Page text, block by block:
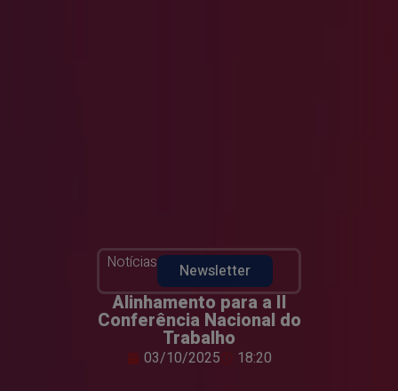
Notícias Newsletter
Alinhamento para a II
Conferência Nacional do
Trabalho
03/10/2025 18:20